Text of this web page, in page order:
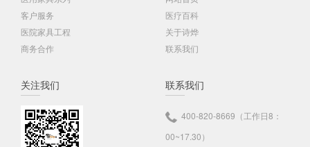
客户服务
医院家具工程
商务合作
医疗百科
关于诗烨
联系我们
关注我们 联系我们
400-820-8669（工作日8：
00~17.30）